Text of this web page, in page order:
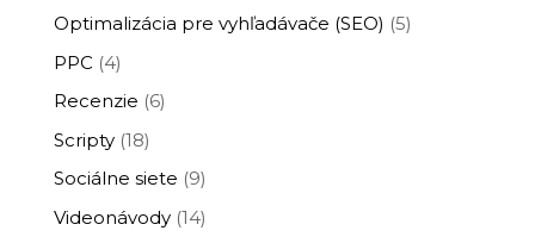
Optimalizácia pre vyhľadávače (SEO) (5)
PPC (4)
Recenzie (6)
Scripty(18)
Sociálne siete (9)
Videonávody(14)